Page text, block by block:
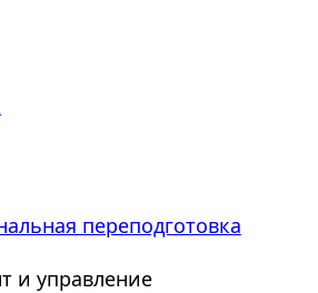
переподготовка
и управление